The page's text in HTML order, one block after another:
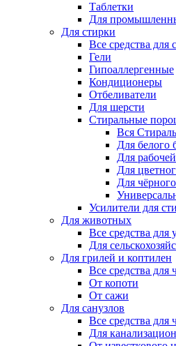
Таблетки
Для
Для стирки
Все средства для
Гели
Гипоаллергенные
Кондиционеры
Отбеливатели
Для шерсти
Стиральные
Вся
Для белого
Для
Для
Для
Усилители для
Для животных
Все средства для
Для
Для грилей и коптилен
Все средства для
От копоти
От сажи
Для санузлов
Все средства для
Для